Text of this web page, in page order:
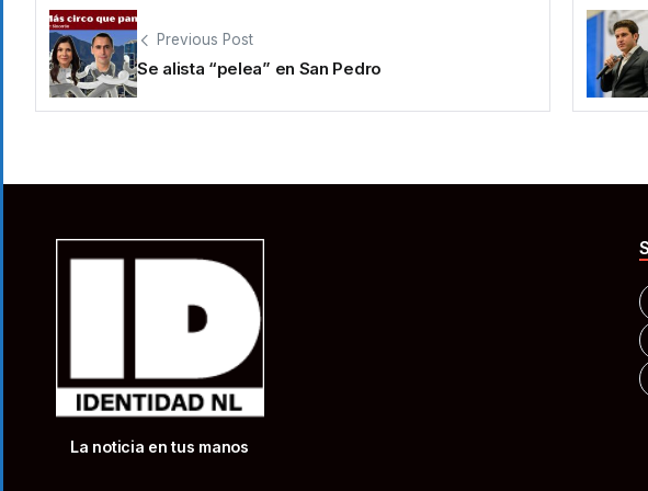
Previous Post
Se alista “pelea” en San Pedro
La noticia en tus manos